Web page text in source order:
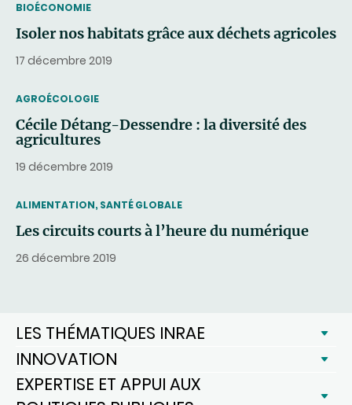
THEMATIC
BIOÉCONOMIE
Isoler nos habitats grâce aux déchets agricoles
17 décembre 2019
THEMATIC
AGROÉCOLOGIE
Cécile Détang-Dessendre : la diversité des
agricultures
19 décembre 2019
THEMATIC
ALIMENTATION, SANTÉ GLOBALE
Les circuits courts à l’heure du numérique
26 décembre 2019
LES THÉMATIQUES INRAE
INNOVATION
EXPERTISE ET APPUI AUX